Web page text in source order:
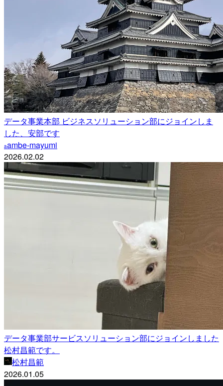
データ事業本部 ビジネスソリューション部にジョインしま
した、安部です
aambe-mayumi
2026.02.02
データ事業部サービスソリューション部にジョインしました
松村昌範です。
松村昌範
2026.01.05